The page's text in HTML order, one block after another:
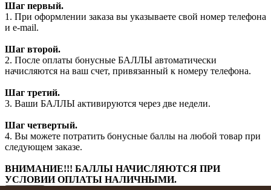
Шаг первый.
1. При оформлении заказа вы указываете свой номер телефона
и e-mail.
Шаг второй.
2. После оплаты бонусные БАЛЛЫ автоматически
начисляются на ваш счет, привязанный к номеру телефона.
Шаг третий.
3. Ваши БАЛЛЫ активируются через две недели.
Шаг четвертый.
4. Вы можете потратить бонусные баллы на любой товар при
следующем заказе.
ВНИМАНИЕ!!! БАЛЛЫ НАЧИСЛЯЮТСЯ ПРИ
УСЛОВИИ ОПЛАТЫ НАЛИЧНЫМИ.